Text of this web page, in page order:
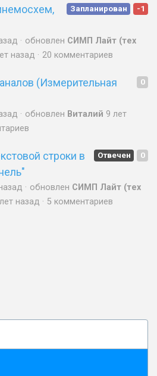
-1
Запланирован
обновлен СИМП Лайт (тех
назад 20 комментариев
0
(Измерительная
обновлен Виталий 9 лет
0
Отвечен
строки в
обновлен СИМП Лайт (тех
назад 5 комментариев